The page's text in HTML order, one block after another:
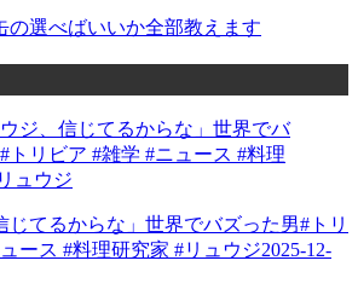
の選べばいいか全部教えます
じてるからな」世界でバズった男#トリ
ース #料理研究家 #リュウジ2025-12-